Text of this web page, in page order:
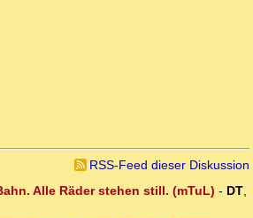
RSS-Feed dieser Diskussion
Alle Räder stehen still. (mTuL) - DT,